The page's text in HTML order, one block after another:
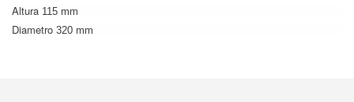
Altura 115 mm
Diametro 320 mm